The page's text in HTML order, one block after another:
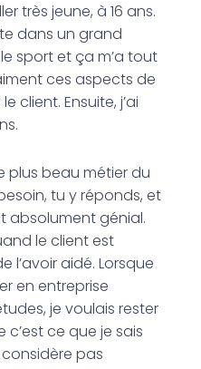
très jeune, à 16 ans.
dans un grand
sport et ça m’a tout
ces aspects de
client. Ensuite, j’ai
plus beau métier du
tu y réponds, et
absolument génial.
le client est
l’avoir aidé. Lorsque
en entreprise
je voulais rester
ce que je sais
pas